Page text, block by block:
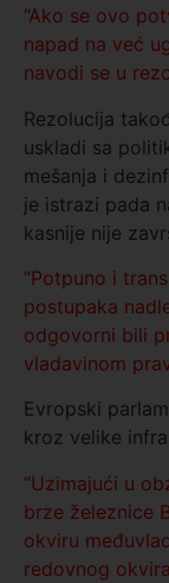
“Ako se ovo
napad na već
navodi se u
Rezolucija
uskladi sa
mešanja i
je istrazi pada
kasnije nije
“Potpuno i
postupaka
odgovorni bili
vladavinom
Evropski
kroz velike
“Uzimajući u
brze železnice
okviru
redovnog